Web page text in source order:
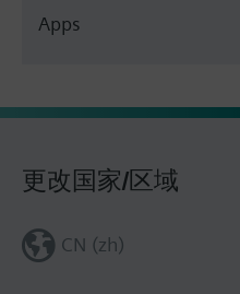
Apps
更改国家/区域
CN (zh)